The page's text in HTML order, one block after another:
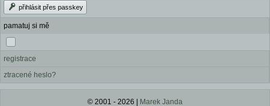
přihlásit přes passkey
pamatuj si mě
registrace
ztracené heslo?
© 2001 - 2026 | Marek Janda